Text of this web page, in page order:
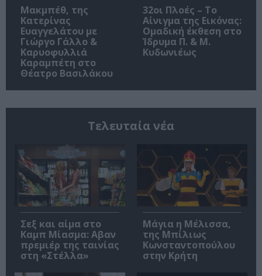
Μακμπέθ, της
Κατερίνας
Ευαγγελάτου με
Γιώργο Γάλλο &
Καρυοφυλλιά
Καραμπέτη στο
Θέατρο Βασιλάκου
32οι Πλοές – Το
Αίνιγμα της Εικόνας:
Ομαδική έκθεση στο
Ίδρυμα Π. & Μ.
Κυδωνιέως
Τελευταία νέα
Σεξ και αίμα στο
Καμπ Μίασμα: Αβαν
πρεμιέρ της ταινίας
στη «Στέλλα»
Μάγια η Μέλισσα,
της Μπίλιως
Κωνσταντοπούλου
στην Κρήτη